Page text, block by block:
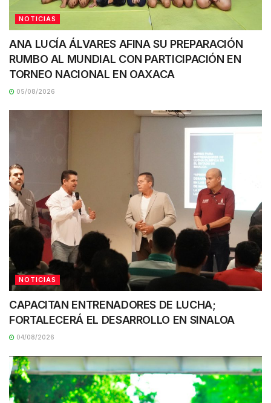
NOTICIAS
ANA LUCÍA ÁLVARES AFINA SU PREPARACIÓN
RUMBO AL MUNDIAL CON PARTICIPACIÓN EN
TORNEO NACIONAL EN OAXACA
05/08/2026
NOTICIAS
CAPACITAN ENTRENADORES DE LUCHA;
FORTALECERÁ EL DESARROLLO EN SINALOA
04/08/2026